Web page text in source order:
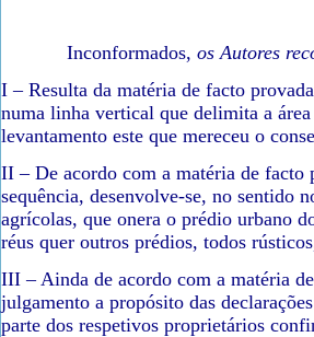
Inconformados, os Autores
I – Resulta da matéria de facto
numa linha vertical que delimita a
levantamento este que mereceu o
II – De acordo com a matéria de facto
sequência, desenvolve-se, no sentido
agrícolas, que onera o prédio urbano
réus quer outros prédios, todos
III – Ainda de acordo com a matéria
julgamento a propósito das
parte dos respetivos proprietários